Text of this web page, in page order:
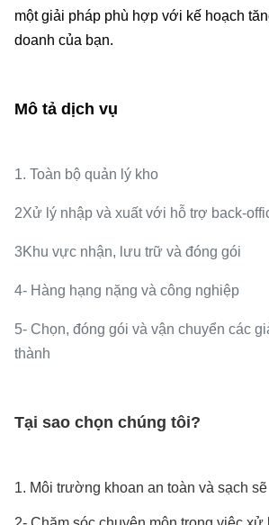
một giải pháp phù hợp với kế hoạch
doanh của bạn.
Mô tả dịch vụ
1. Toàn bộ quản lý kho
2Xử lý nhập và xuất với hỗ trợ back-
3Khu vực nhận, lưu trữ và đóng gói
4- Hàng hạng nặng và công nghiệp
5- Chọn, đóng gói và vận chuyển các
thành
Tại sao chọn chúng tôi?
1. Môi trường khoan an toàn và sạch sẽ